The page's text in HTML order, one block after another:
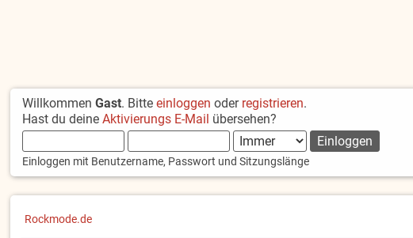
WillkommenGast. Bitteeinloggen oder registrieren.
Hast du deineAktivierungs E-Mail übersehen?
Einloggen mit Benutzername, Passwort und Sitzungslänge
Rockmode.de